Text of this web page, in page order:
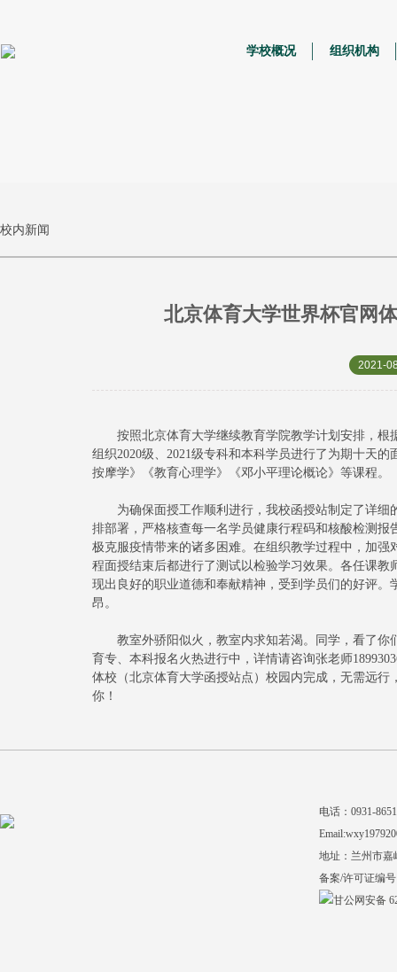
学校概况 组织机构
校内新闻
北京体育大学世界杯官网
2021-
按照北京体育大学继续教育学院教学计划安排，根
组织2020级、2021级专科和本科学员进行了为期十天
按摩学》《教育心理学》《邓小平理论概论》等课程。
为确保面授工作顺利进行，我校函授站制定了详细
排部署，严格核查每一名学员健康行程码和核酸检测
极克服疫情带来的诸多困难。在组织教学过程中，加
程面授结束后都进行了测试以检验学习效果。各任课
现出良好的职业道德和奉献精神，受到学员们的好评
昂。
教室外骄阳似火，教室内求知若渴。同学，看了你
育专、本科报名火热进行中，详情请咨询张老师
体校（北京体育大学函授站点）校园内完成，无需远
你！
电话：0931-
地址：兰州市嘉
备案/许可证编
甘公网安备